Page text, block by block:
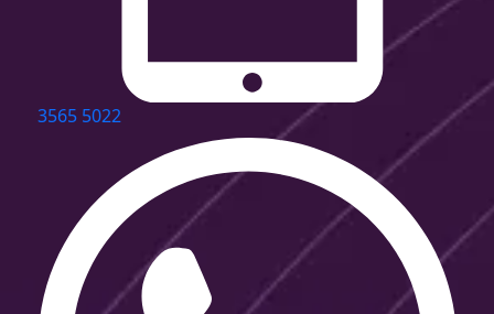
3565 5022